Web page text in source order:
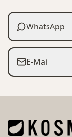
WhatsApp
E-Mail